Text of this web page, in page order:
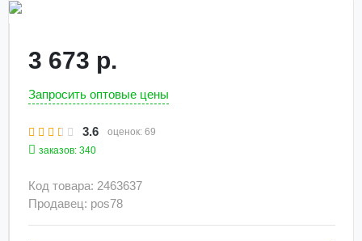
3 673 р.
Запросить оптовые цены
3.6 оценок: 69
заказов: 340
Код товара: 2463637
Продавец: pos78